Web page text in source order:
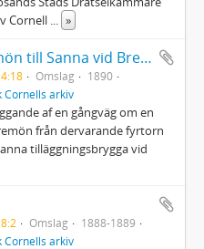
Cornell
»
Gångväg Bremön till Sanna vid Bremösundet
Omslag
1890
Cornells arkiv
af en gångväg om en
från dervarande fyrtorn
tilläggningsbrygga vid
Omslag
1888-1889
Cornells arkiv